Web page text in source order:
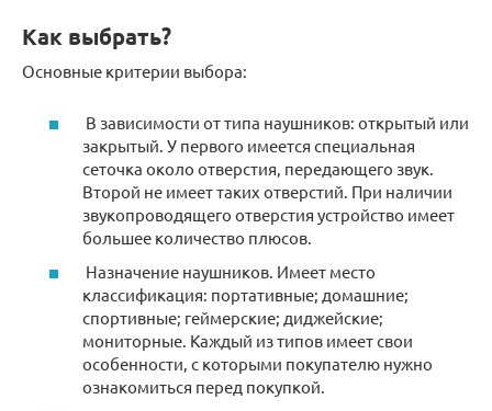
Как выбрать?
Основные критерии выбора:
В зависимости от типа наушников: открытый или
закрытый. У первого имеется специальная
сеточка около отверстия, передающего звук.
Второй не имеет таких отверстий. При наличии
звукопроводящего отверстия устройство имеет
большее количество плюсов.
Назначение наушников. Имеет место
классификация: портативные; домашние;
спортивные; геймерские; диджейские;
мониторные. Каждый из типов имеет свои
особенности, с которыми покупателю нужно
ознакомиться перед покупкой.